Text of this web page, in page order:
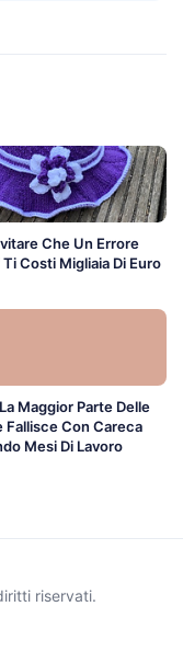
Che Un Errore
Ti Costi Migliaia Di Euro
Maggior Parte Delle
Fallisce Con Careca
Mesi Di Lavoro
riservati.